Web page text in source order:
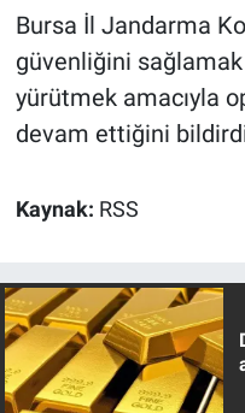
Bursa İl Jandarma
güvenliğini
yürütmek amacıyla
devam ettiğini
Kaynak: RSS